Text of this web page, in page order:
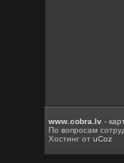
www.cobra.lv -
По вопросам
Хостинг отuCoz